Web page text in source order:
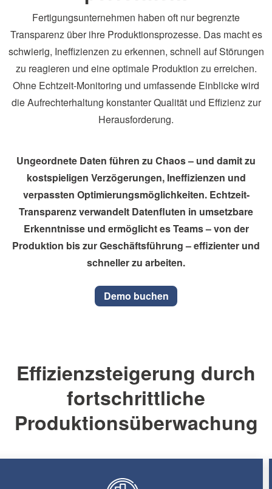
Fertigungsunternehmen haben oft nur begrenzte
Transparenz über ihre Produktionsprozesse. Das macht es
schwierig, Ineffizienzen zu erkennen, schnell auf Störungen
zu reagieren und eine optimale Produktion zu erreichen.
Ohne Echtzeit-Monitoring und umfassende Einblicke wird
die Aufrechterhaltung konstanter Qualität und Effizienz zur
Herausforderung.
Ungeordnete Daten führen zu Chaos – und damit zu
kostspieligen Verzögerungen, Ineffizienzen und
verpassten Optimierungsmöglichkeiten. Echtzeit-
Transparenz verwandelt Datenfluten in umsetzbare
Erkenntnisse und ermöglicht es Teams – von der
Produktion bis zur Geschäftsführung – effizienter und
schneller zu arbeiten.
Demo buchen
Effizienzsteigerung durch
fortschrittliche
Produktionsüberwachung